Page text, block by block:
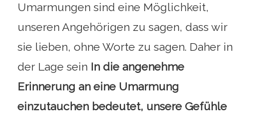
Umarmungen sind eine Möglichkeit,
unseren Angehörigen zu sagen, dass wir
sie lieben, ohne Worte zu sagen. Daher in
der Lage sein In die angenehme
Erinnerung an eine Umarmung
einzutauchen bedeutet, unsere Gefühle